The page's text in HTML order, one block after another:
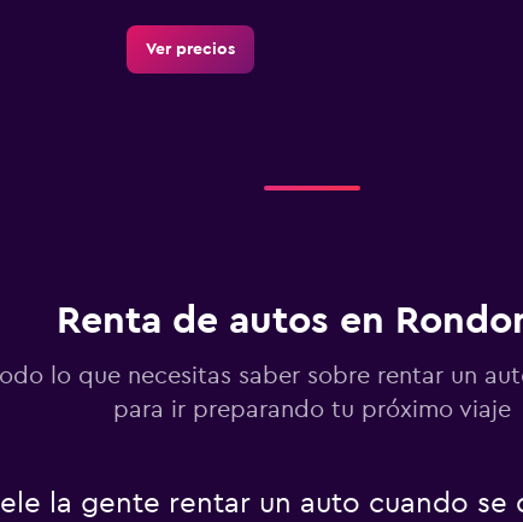
Ver precios
Ver precios
Renta de autos en
lo que necesitas saber sobre rentar un
para ir preparando tu próximo viaje
la gente rentar un auto cuando se